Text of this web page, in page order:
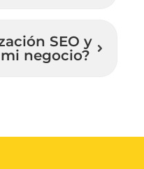
SEO y
negocio?